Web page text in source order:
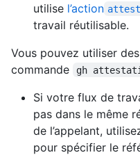
utilise l’action attest
travail réutilisable.
Vous pouvez utiliser
commande
gh
Si votre flux de
pas dans le même
de l’appelant,
pour spécifier le